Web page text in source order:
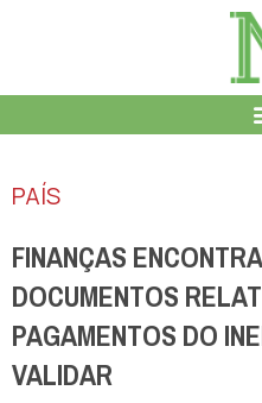
PAÍS
FINANÇAS
DOCUMENTOS
PAGAMENTOS DO
VALIDAR